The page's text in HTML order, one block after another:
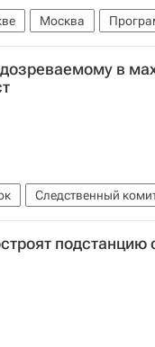
Москва
в
Следственный
подстанцию